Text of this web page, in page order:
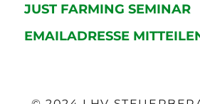
JUST FARMING SEMINAR
EMAILADRESSE